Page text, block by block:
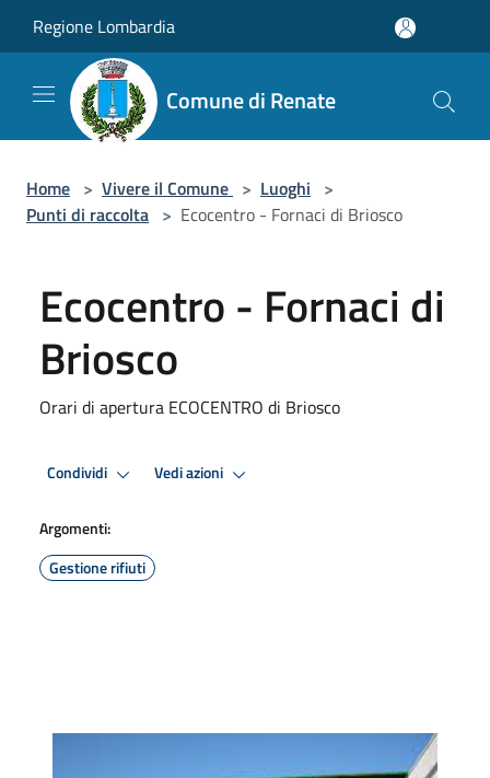
Regione Lombardia
Comune di Renate
Home > Vivere il Comune > Luoghi >
Punti di raccolta > Ecocentro - Fornaci di Briosco
Ecocentro - Fornaci di
Briosco
Orari di apertura ECOCENTRO di Briosco
Condividi Vedi azioni
Argomenti:
Gestione rifiuti